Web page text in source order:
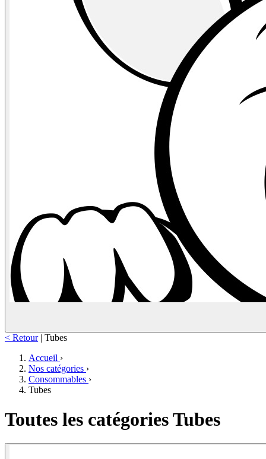
< Retour | Tubes
Accueil ›
Nos catégories ›
Consommables ›
Tubes
Toutes les catégories Tubes